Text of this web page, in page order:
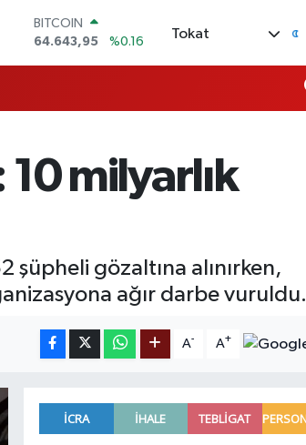
64.643,95
DOLAR
47,6704
%0
GRAM ALTIN
6500.87
%0.12
BİST100
Tokat
10 milyarlık
şüpheli gözaltına alınırken,
ağır darbe vuruldu.
A- A+